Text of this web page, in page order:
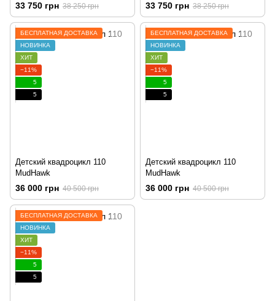
33 750 грн 38 250 грн 33 750 грн 38 250 грн
БЕСПЛАТНАЯ ДОСТАВКА
НОВИНКА
ХИТ
−11%
5
5
Детский квадроцикл 110
MudHawk
36 000 грн 40 500 грн
БЕСПЛАТНАЯ ДОСТАВКА
НОВИНКА
ХИТ
−11%
5
5
Детский квадроцикл 110
MudHawk
36 000 грн 40 500 грн
БЕСПЛАТНАЯ ДОСТАВКА
НОВИНКА
ХИТ
−11%
5
5